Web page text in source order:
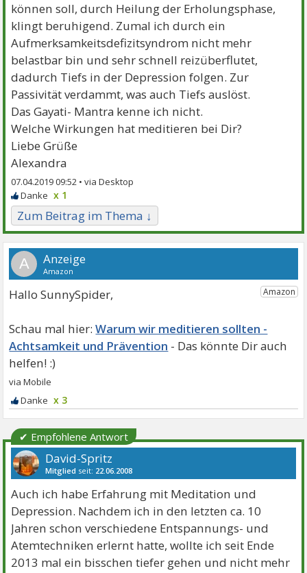
können soll, durch Heilung der Erholungsphase,
klingt beruhigend. Zumal ich durch ein
Aufmerksamkeitsdefizitsyndrom nicht mehr
belastbar bin und sehr schnell reizüberflutet,
dadurch Tiefs in der Depression folgen. Zur
Passivität verdammt, was auch Tiefs auslöst.
Das Gayati- Mantra kenne ich nicht.
Welche Wirkungen hat meditieren bei Dir?
Liebe Grüße
Alexandra
07.04.2019 09:52 •
x 1
Zum Beitrag im Thema ↓
A
Hallo SunnySpider,
Warum wir meditieren sollten -
Achtsamkeit und Prävention
x 3
✔ Empfohlene Antwort
David-Spritz
Mitglied seit: 22.06.2008
Auch ich habe Erfahrung mit Meditation und
Depression. Nachdem ich in den letzten ca. 10
Jahren schon verschiedene Entspannungs- und
Atemtechniken erlernt hatte, wollte ich seit Ende
2013 mal ein bisschen tiefer gehen und nicht mehr